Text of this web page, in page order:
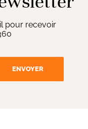
pour recevoir
ENVOYER